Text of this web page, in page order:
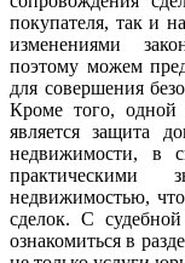
покупателя, так и
изменениями
поэтому можем
для совершения
Кроме того, одной
является защита
недвижимости, в
практическими
недвижимостью,
сделок. С
ознакомиться в